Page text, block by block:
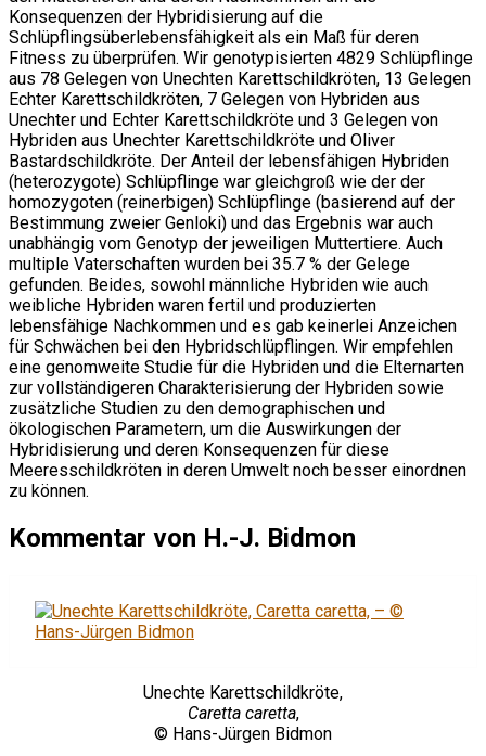
Konsequenzen der Hybridisierung auf die
Schlüpflingsüberlebensfähigkeit als ein Maß für deren
Fitness zu überprüfen. Wir genotypisierten 4829 Schlüpflinge
aus 78 Gelegen von Unechten Karettschildkröten, 13 Gelegen
Echter Karettschildkröten, 7 Gelegen von Hybriden aus
Unechter und Echter Karettschildkröte und 3 Gelegen von
Hybriden aus Unechter Karettschildkröte und Oliver
Bastardschildkröte. Der Anteil der lebensfähigen Hybriden
(heterozygote) Schlüpflinge war gleichgroß wie der der
homozygoten (reinerbigen) Schlüpflinge (basierend auf der
Bestimmung zweier Genloki) und das Ergebnis war auch
unabhängig vom Genotyp der jeweiligen Muttertiere. Auch
multiple Vaterschaften wurden bei 35.7 % der Gelege
gefunden. Beides, sowohl männliche Hybriden wie auch
weibliche Hybriden waren fertil und produzierten
lebensfähige Nachkommen und es gab keinerlei Anzeichen
für Schwächen bei den Hybridschlüpflingen. Wir empfehlen
eine genomweite Studie für die Hybriden und die Elternarten
zur vollständigeren Charakterisierung der Hybriden sowie
zusätzliche Studien zu den demographischen und
ökologischen Parametern, um die Auswirkungen der
Hybridisierung und deren Konsequenzen für diese
Meeresschildkröten in deren Umwelt noch besser einordnen
zu können.
Kommentar von H.-J. Bidmon
Unechte Karettschildkröte,
Caretta caretta,
© Hans-Jürgen Bidmon